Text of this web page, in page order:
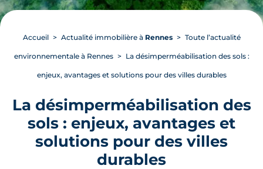
Accueil Actualité immobilière à Rennes Toute l’actualité
environnementale à Rennes La désimperméabilisation des sols :
enjeux, avantages et solutions pour des villes durables
La désimperméabilisation des
sols : enjeux, avantages et
solutions pour des villes
durables